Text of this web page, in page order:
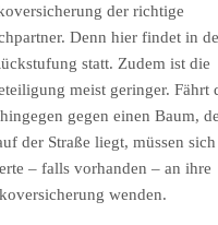
der richtige
Denn hier findet in
statt. Zudem ist die
meist geringer. Fährt
gegen einen Baum,
der Straße liegt, müssen sich
– falls vorhanden – an ihre
wenden.